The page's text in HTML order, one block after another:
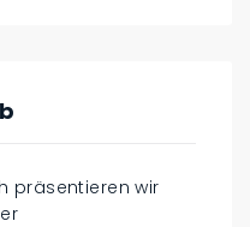
präsentieren wir